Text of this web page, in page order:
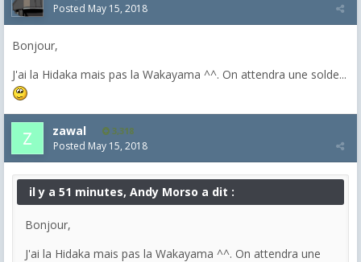
Posted May 15, 2018
Bonjour,
J'ai la Hidaka mais pas la Wakayama ^^. On attendra une solde...
zawal 3,318
Posted May 15, 2018
il y a 51 minutes, Andy Morso a dit :
Bonjour,
J'ai la Hidaka mais pas la Wakayama ^^. On attendra une